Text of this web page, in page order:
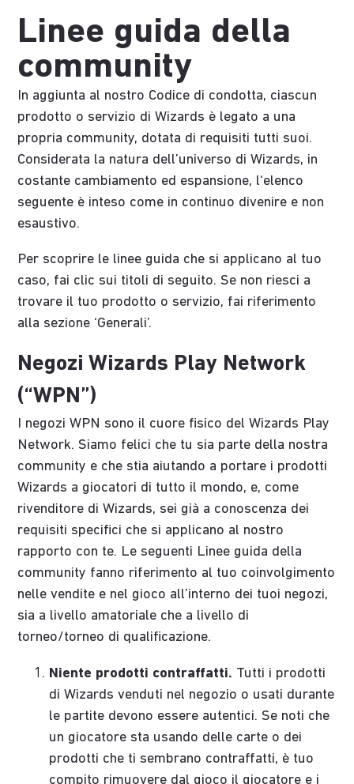
Linee guida della
community
In aggiunta al nostro Codice di condotta, ciascun
prodotto o servizio di Wizards è legato a una
propria community, dotata di requisiti tutti suoi.
Considerata la natura dell’universo di Wizards, in
costante cambiamento ed espansione, l‘elenco
seguente è inteso come in continuo divenire e non
esaustivo.
Per scoprire le linee guida che si applicano al tuo
caso, fai clic sui titoli di seguito. Se non riesci a
trovare il tuo prodotto o servizio, fai riferimento
alla sezione ‘Generali’.
Negozi Wizards Play Network
(“WPN”)
I negozi WPN sono il cuore fisico del Wizards Play
Network. Siamo felici che tu sia parte della nostra
community e che stia aiutando a portare i prodotti
Wizards a giocatori di tutto il mondo, e, come
rivenditore di Wizards, sei già a conoscenza dei
requisiti specifici che si applicano al nostro
rapporto con te. Le seguenti Linee guida della
community fanno riferimento al tuo coinvolgimento
nelle vendite e nel gioco all’interno dei tuoi negozi,
sia a livello amatoriale che a livello di
torneo/torneo di qualificazione.
Niente prodotti contraffatti. Tutti i prodotti
di Wizards venduti nel negozio o usati durante
le partite devono essere autentici. Se noti che
un giocatore sta usando delle carte o dei
prodotti che ti sembrano contraffatti, è tuo
compito rimuovere dal gioco il giocatore e i